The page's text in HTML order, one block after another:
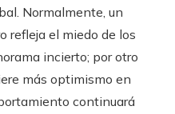
Normalmente, un
refleja el miedo de los
incierto; por otro
más optimismo en
continuará